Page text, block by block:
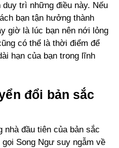
trì những điều này. Nếu
bạn tận hưởng thành
giờ là lúc bạn nên nới lỏng
có thể là thời điểm để
hạn của bạn trong lĩnh
đổi bản sắc
nhà đầu tiên của bản sắc
Song Ngư suy ngẫm về